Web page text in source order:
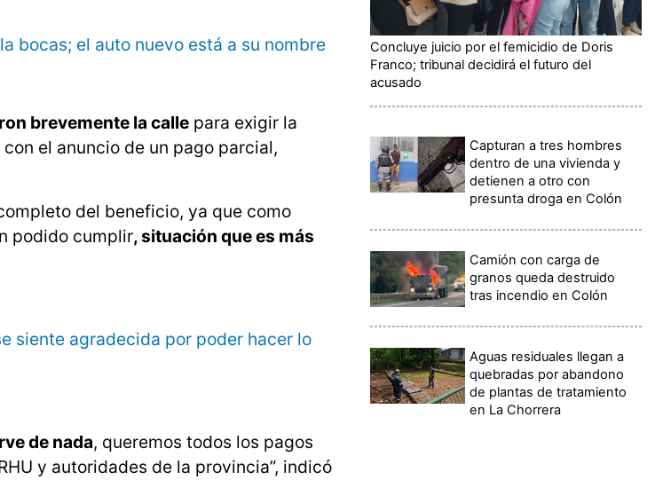
bocas; el auto nuevo está a su nombre
brevemente la calle para exigir la
el anuncio de un pago parcial,
del beneficio, ya que como
podido cumplir, situación que es más
siente agradecida por poder hacer lo
de nada, queremos todos los pagos
y autoridades de la provincia”, indicó
Concluye juicio por el femicidio de Doris
Franco; tribunal decidirá el futuro del
acusado
Capturan a tres hombres
dentro de una vivienda y
detienen a otro con
presunta droga en Colón
Camión con carga de
granos queda destruido
tras incendio en Colón
Aguas residuales llegan a
quebradas por abandono
de plantas de tratamiento
en La Chorrera